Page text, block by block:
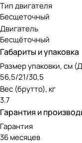
Тип двигателя
Бесщеточный
Двигатель
Бесщёточный
Габариты и упаковка
Размер упаковки, см
56,5/21/30,5
Вес (брутто), кг
3.7
Гарантия и
Гарантия
36 месяцев